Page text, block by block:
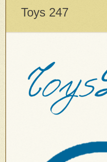
Toys 247